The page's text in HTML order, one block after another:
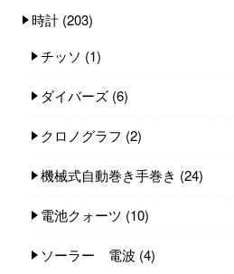
時計 (203)
チッソ (1)
ダイバーズ (6)
クロノグラフ (2)
機械式自動巻き手巻き (24)
電池クォーツ (10)
ソーラー 電波 (4)